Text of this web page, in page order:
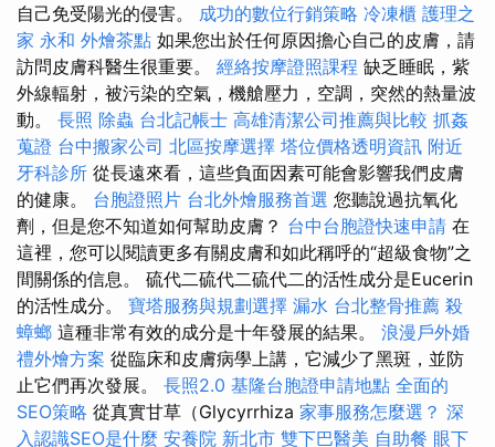
自己免受陽光的侵害。 成功的數位行銷策略 冷凍櫃 護理之
家 永和 外燴茶點 如果您出於任何原因擔心自己的皮膚，請
訪問皮膚科醫生很重要。 經絡按摩證照課程 缺乏睡眠，紫
外線輻射，被污染的空氣，機艙壓力，空調，突然的熱量波
動。 長照 除蟲 台北記帳士 高雄清潔公司推薦與比較 抓姦
蒐證 台中搬家公司 北區按摩選擇 塔位價格透明資訊 附近
牙科診所 從長遠來看，這些負面因素可能會影響我們皮膚
的健康。 台胞證照片 台北外燴服務首選 您聽說過抗氧化
劑，但是您不知道如何幫助皮膚？ 台中台胞證快速申請 在
這裡，您可以閱讀更多有關皮膚和如此稱呼的“超級食物”之
間關係的信息。 硫代二硫代二硫代二的活性成分是Eucerin
的活性成分。 寶塔服務與規劃選擇 漏水 台北整骨推薦 殺
蟑螂 這種非常有效的成分是十年發展的結果。 浪漫戶外婚
禮外燴方案 從臨床和皮膚病學上講，它減少了黑斑，並防
止它們再次發展。 長照2.0 基隆台胞證申請地點 全面的
SEO策略 從真實甘草（Glycyrrhiza 家事服務怎麼選？ 深
入認識SEO是什麼 安養院 新北市 雙下巴醫美 自助餐 眼下